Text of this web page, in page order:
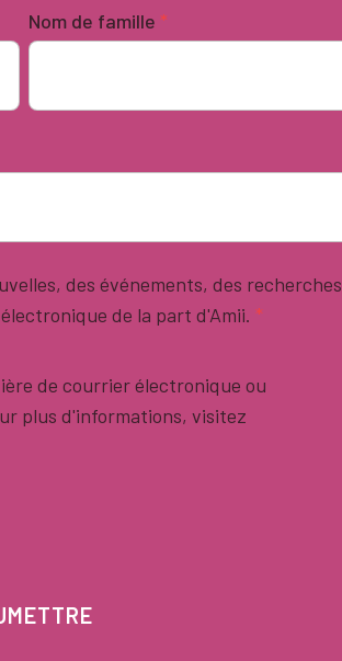
Nom de famille *
des événements, des recherches
de la part d'Amii. *
de courrier électronique ou
plus d'informations, visitez